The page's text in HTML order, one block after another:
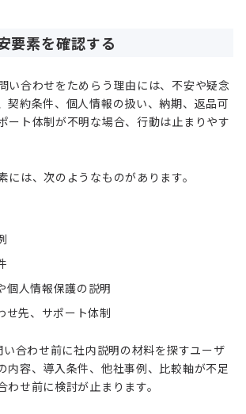
要素を確認する
い合わせをためらう理由には、不安や疑念
契約条件、個人情報の扱い、納期、返品可
ート体制が不明な場合、行動は止まりやす
には、次のようなものがあります。
個人情報保護の説明
せ先、サポート体制
合わせ前に社内説明の材料を探すユーザ
内容、導入条件、他社事例、比較軸が不足
わせ前に検討が止まります。